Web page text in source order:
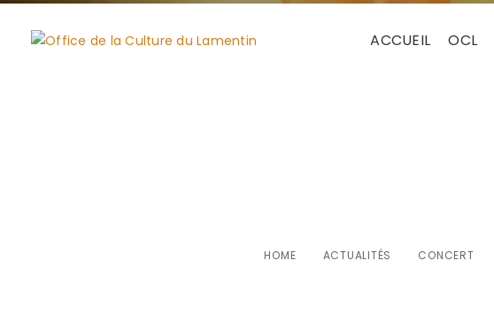
ACCUEIL OCL
HOME ACTUALITÉS CONCERT